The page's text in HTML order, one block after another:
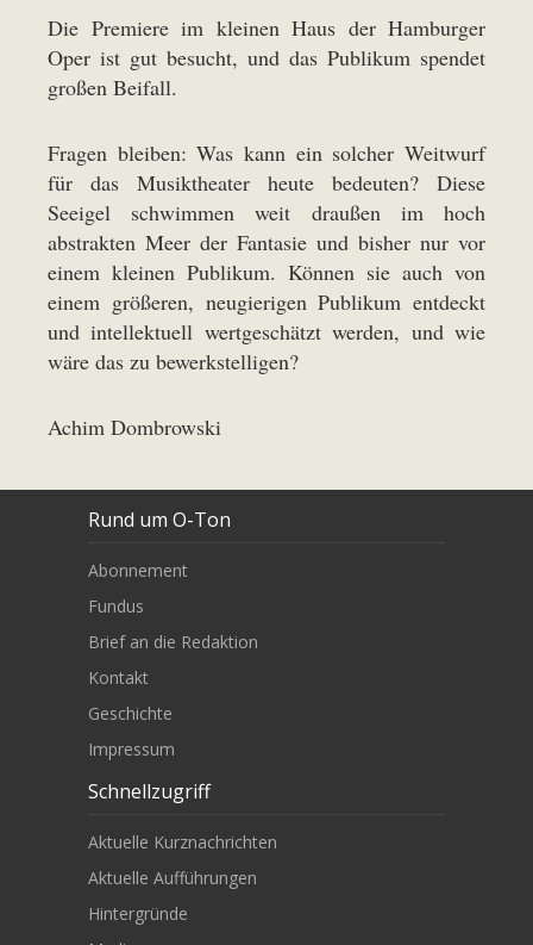
Die Premiere im kleinen Haus der Hamburger
Oper ist gut besucht, und das Publikum spendet
großen Beifall.
Fragen bleiben: Was kann ein solcher Weitwurf
für das Musiktheater heute bedeuten? Diese
Seeigel schwimmen weit draußen im hoch
abstrakten Meer der Fantasie und bisher nur vor
einem kleinen Publikum. Können sie auch von
einem größeren, neugierigen Publikum entdeckt
und intellektuell wertgeschätzt werden, und wie
wäre das zu bewerkstelligen?
Achim Dombrowski
Rund um O-Ton
Abonnement
Fundus
Brief an die Redaktion
Kontakt
Geschichte
Impressum
Schnellzugriff
Aktuelle Kurznachrichten
Aktuelle Aufführungen
Hintergründe